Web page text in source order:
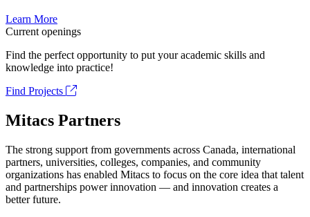
Learn More
Current openings
Find the perfect opportunity to put your academic skills and
knowledge into practice!
Find Projects
Mitacs Partners
The strong support from governments across Canada, international
partners, universities, colleges, companies, and community
organizations has enabled Mitacs to focus on the core idea that talent
and partnerships power innovation — and innovation creates a
better future.